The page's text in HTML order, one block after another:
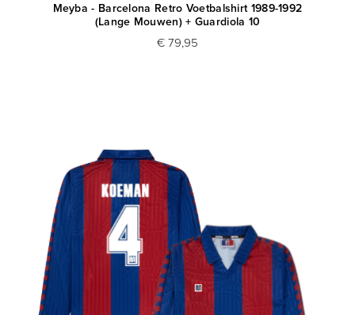
Meyba - Barcelona Retro Voetbalshirt 1989-1992
(Lange Mouwen) + Guardiola 10
€ 79,95